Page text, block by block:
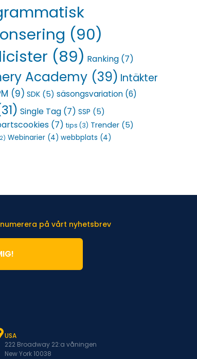
(90)
(89) Ranking (7)
Academy (39) Intäkter
(9) SDK (5) säsongsvariation (6)
Single Tag (7) SSP (5)
(7) tips (3) Trender (5)
Webinarier (4) webbplats (4)
på vårt nyhetsbrev
USA
222 Broadway 22:a våningen
New York 10038